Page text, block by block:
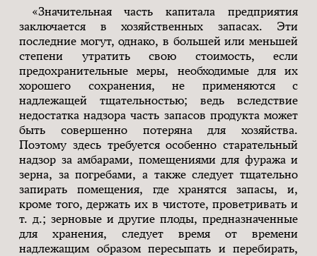
«Значительная часть капитала предприятия
заключается в хозяйственных запасах. Эти
последние могут, однако, в большей или меньшей
степени утратить свою стоимость, если
предохранительные меры, необходимые для их
хорошего сохранения, не применяются с
надлежащей тщательностью; ведь вследствие
недостатка надзора часть запасов продукта может
быть совершенно потеряна для хозяйства.
Поэтому здесь требуется особенно старательный
надзор за амбарами, помещениями для фуража и
зерна, за погребами, а также следует тщательно
запирать помещения, где хранятся запасы, и,
кроме того, держать их в чистоте, проветривать и
т. д.; зерновые и другие плоды, предназначенные
для хранения, следует время от времени
надлежащим образом пересыпать и перебирать,